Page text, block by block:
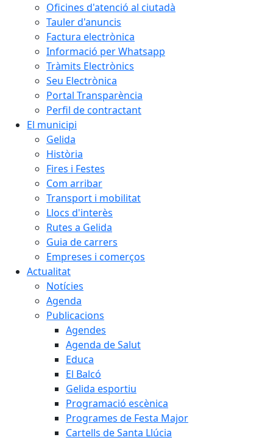
Oficines d'atenció al ciutadà
Tauler d'anuncis
Factura electrònica
Informació per Whatsapp
Tràmits Electrònics
Seu Electrònica
Portal Transparència
Perfil de contractant
El municipi
Gelida
Història
Fires i Festes
Com arribar
Transport i mobilitat
Llocs d'interès
Rutes a Gelida
Guia de carrers
Empreses i comerços
Actualitat
Notícies
Agenda
Publicacions
Agendes
Agenda de Salut
Educa
El Balcó
Gelida esportiu
Programació escènica
Programes de Festa Major
Cartells de Santa Llúcia